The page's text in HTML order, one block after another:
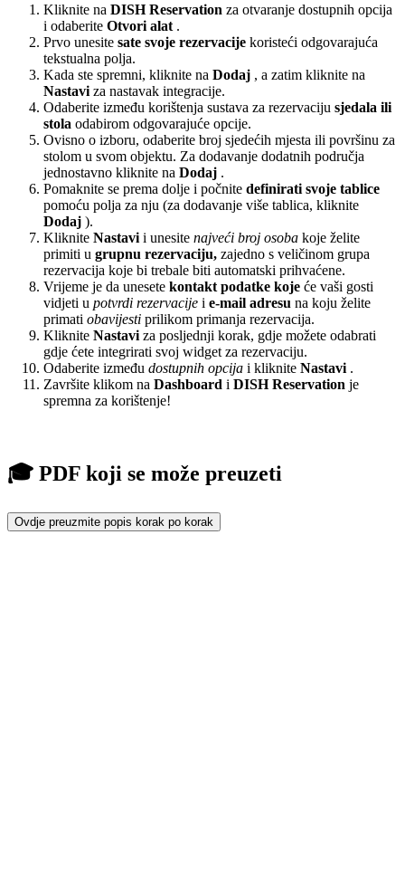
Kliknite na DISHReservation za otvaranje dostupnih opcija
i odaberite Otvori alat .
Prvo unesite sate svoje rezervacije koristeći odgovarajuća
tekstualna polja.
Kada ste spremni, kliknite na Dodaj , a zatim kliknite na
Nastavi za nastavak integracije.
Odaberite između korištenja sustava za rezervaciju sjedala ili
stola odabirom odgovarajuće opcije.
Ovisno o izboru, odaberite broj sjedećih mjesta ili površinu za
stolom u svom objektu. Za dodavanje dodatnih područja
jednostavno kliknite na Dodaj .
Pomaknite se prema dolje i počnite definirati svoje tablice
pomoću polja za nju (za dodavanje više tablica, kliknite
Dodaj ).
Kliknite Nastavi i unesite najveći broj osoba koje želite
primiti u grupnu rezervaciju, zajedno s veličinom grupa
rezervacija koje bi trebale biti automatski prihvaćene.
Vrijeme je da unesete kontakt podatke koje će vaši gosti
vidjeti u potvrdi rezervacije i e-mail adresu na koju želite
primati obavijesti prilikom primanja rezervacija.
Kliknite Nastavi za posljednji korak, gdje možete odabrati
gdje ćete integrirati svoj widget za rezervaciju.
Odaberite između dostupnih opcija i kliknite Nastavi .
Završite klikom na Dashboard i DISHReservation je
spremna za korištenje!
🎓 PDF koji se može preuzeti
Ovdje preuzmite popis korak po korak